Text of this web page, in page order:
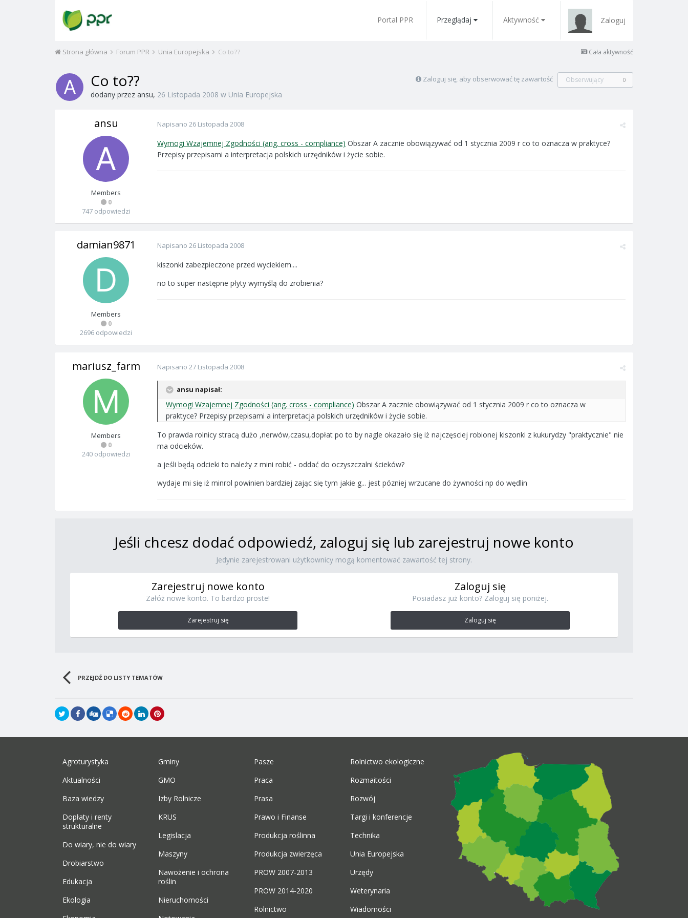
Portal PPR Przeglądaj Aktywność Zaloguj
Cała aktywność
Strona główna Forum PPR Unia Europejska Co to??
Zaloguj się, aby obserwować tę zawartość Obserwujący 0
Co to??
dodany przez ansu, 26 Listopada 2008 w Unia Europejska
ansu
Members
0
747 odpowiedzi
Napisano 26 Listopada 2008
Wymogi Wzajemnej Zgodności (ang. cross - compliance) Obszar A zacznie obowiązywać od 1 stycznia 2009 r co to oznacza w praktyce?
Przepisy przepisami a interpretacja polskich urzędników i życie sobie.
damian9871
Members
0
2696 odpowiedzi
Napisano 26 Listopada 2008
kiszonki zabezpieczone przed wyciekiem....
no to super następne płyty wymyślą do zrobienia?
mariusz_farm
Members
0
240 odpowiedzi
Napisano 27 Listopada 2008
ansu napisał:
Wymogi Wzajemnej Zgodności (ang. cross - compliance) Obszar A zacznie obowiązywać od 1 stycznia 2009 r co to oznacza w
praktyce? Przepisy przepisami a interpretacja polskich urzędników i życie sobie.
To prawda rolnicy stracą dużo ,nerwów,czasu,dopłat po to by nagle okazało się iż najczęsciej robionej kiszonki z kukurydzy "praktycznie" nie
ma odcieków.
a jeśli będą odcieki to należy z mini robić - oddać do oczyszczalni ścieków?
wydaje mi się iż minrol powinien bardziej zając się tym jakie g... jest pózniej wrzucane do żywności np do wędlin
Jeśli chcesz dodać odpowiedź, zaloguj się lub zarejestruj nowe konto
Jedynie zarejestrowani użytkownicy mogą komentować zawartość tej strony.
Zarejestruj nowe konto
Załóż nowe konto. To bardzo proste!
Zarejestruj się
Zaloguj się
Posiadasz już konto? Zaloguj się poniżej.
Zaloguj się
PRZEJDŹ DO LISTY TEMATÓW
Agroturystyka
Aktualności
Baza wiedzy
Dopłaty i renty
strukturalne
Do wiary, nie do wiary
Drobiarstwo
Edukacja
Ekologia
Gminy
GMO
Izby Rolnicze
KRUS
Legislacja
Maszyny
Nawożenie i ochrona
roślin
Nieruchomości
Pasze
Praca
Prasa
Prawo i Finanse
Produkcja roślinna
Produkcja zwierzęca
PROW 2007-2013
PROW 2014-2020
Rolnictwo
Rolnictwo ekologiczne
Rozmaitości
Rozwój
Targi i konferencje
Technika
Unia Europejska
Urzędy
Weterynaria
Wiadomości